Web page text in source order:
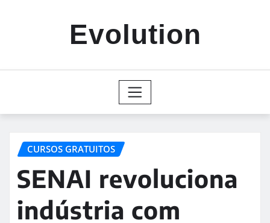
Evolution
CURSOS GRATUITOS
SENAI revoluciona
indústria com